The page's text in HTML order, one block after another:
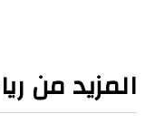
المزيد من